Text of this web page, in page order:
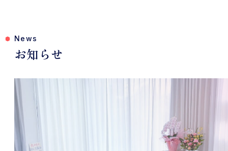
News
お知らせ